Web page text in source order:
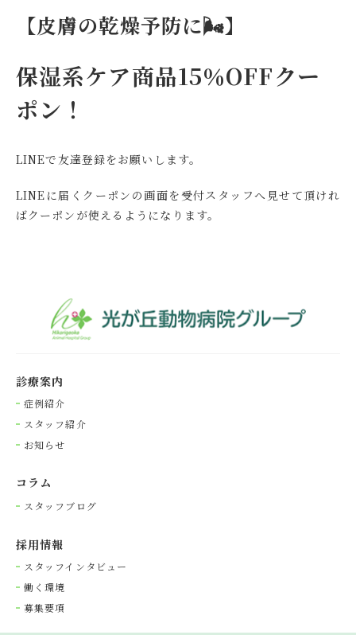
【皮膚の乾燥予防に🌬】
保湿系ケア商品15％OFFクー
ポン！
LINEで友達登録をお願いします。
LINEに届くクーポンの画面を受付スタッフへ見せて頂けれ
ばクーポンが使えるようになります。
診療案内
症例紹介
スタッフ紹介
お知らせ
コラム
スタッフブログ
採⽤情報
スタッフインタビュー
働く環境
募集要項